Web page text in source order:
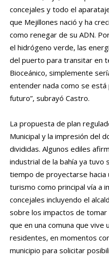
concejales y todo el
que Mejillones nació y ha
como renegar de su ADN.
el hidrógeno verde, las
del puerto para transitar en
Bioceánico, simplemente
entender nada como se
futuro”, subrayó Castro.
La propuesta de plan
Municipal y la impresión del
divididas. Algunos ediles
industrial de la bahía ya tuvo
tiempo de proyectarse hacia
turismo como principal vía a
concejales incluyendo el
sobre los impactos de
que en una comuna que vive
residentes, en momentos
municipio para solicitar